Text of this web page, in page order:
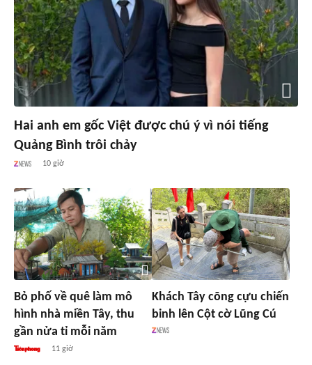
Hai anh em gốc Việt được chú ý vì nói tiếng
Quảng Bình trôi chảy
10 giờ
Bỏ phố về quê làm mô
hình nhà miền Tây, thu
gần nửa tỉ mỗi năm
11 giờ
Khách Tây cõng cựu chiến
binh lên Cột cờ Lũng Cú